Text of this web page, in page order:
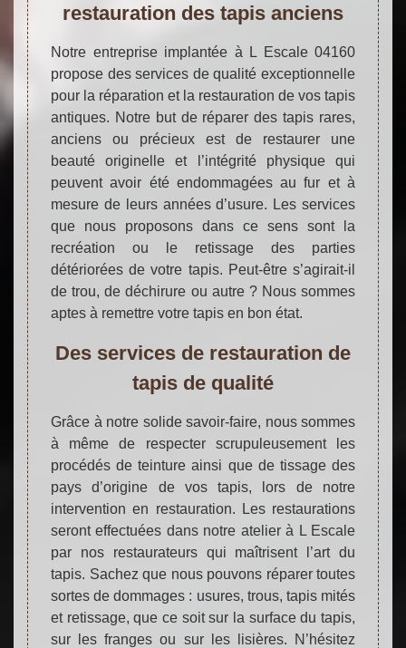
restauration des tapis anciens
Notre entreprise implantée à L Escale 04160
propose des services de qualité exceptionnelle
pour la réparation et la restauration de vos tapis
antiques. Notre but de réparer des tapis rares,
anciens ou précieux est de restaurer une
beauté originelle et l’intégrité physique qui
peuvent avoir été endommagées au fur et à
mesure de leurs années d’usure. Les services
que nous proposons dans ce sens sont la
recréation ou le retissage des parties
détériorées de votre tapis. Peut-être s’agirait-il
de trou, de déchirure ou autre ? Nous sommes
aptes à remettre votre tapis en bon état.
Des services de restauration de
tapis de qualité
Grâce à notre solide savoir-faire, nous sommes
à même de respecter scrupuleusement les
procédés de teinture ainsi que de tissage des
pays d’origine de vos tapis, lors de notre
intervention en restauration. Les restaurations
seront effectuées dans notre atelier à L Escale
par nos restaurateurs qui maîtrisent l’art du
tapis. Sachez que nous pouvons réparer toutes
sortes de dommages : usures, trous, tapis mités
et retissage, que ce soit sur la surface du tapis,
sur les franges ou sur les lisières. N’hésitez